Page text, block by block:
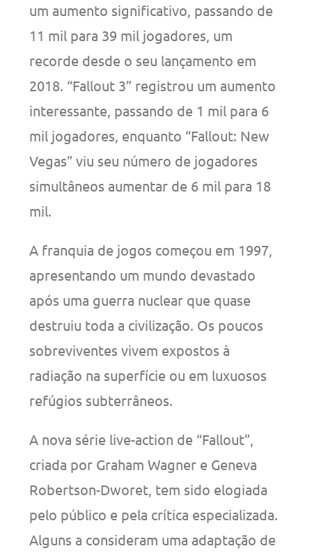
um aumento significativo, passando de
11 mil para 39 mil jogadores, um
recorde desde o seu lançamento em
2018. “Fallout 3” registrou um aumento
interessante, passando de 1 mil para 6
mil jogadores, enquanto “Fallout: New
Vegas” viu seu número de jogadores
simultâneos aumentar de 6 mil para 18
mil.
A franquia de jogos começou em 1997,
apresentando um mundo devastado
após uma guerra nuclear que quase
destruiu toda a civilização. Os poucos
sobreviventes vivem expostos à
radiação na superfície ou em luxuosos
refúgios subterrâneos.
A nova série live-action de “Fallout”,
criada por Graham Wagner e Geneva
Robertson-Dworet, tem sido elogiada
pelo público e pela crítica especializada.
Alguns a consideram uma adaptação de